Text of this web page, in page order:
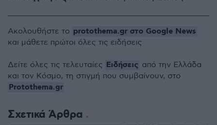
Σχετικά Άρθρα
Ακολουθήστε το protothema.gr στο Google News
και μάθετε πρώτοι όλες τις ειδήσεις
Δείτε όλες τις τελευταίες Ειδήσεις από την Ελλάδα
και τον Κόσμο, τη στιγμή που συμβαίνουν, στο
Protothema.gr